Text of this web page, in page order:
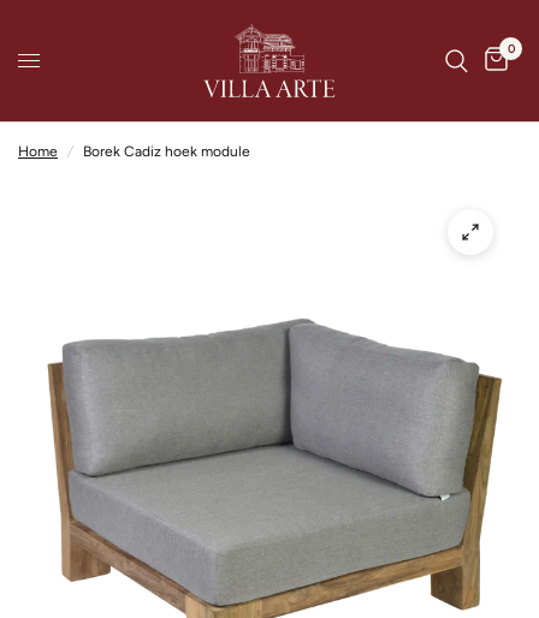
0
Home / Borek Cadiz hoek module